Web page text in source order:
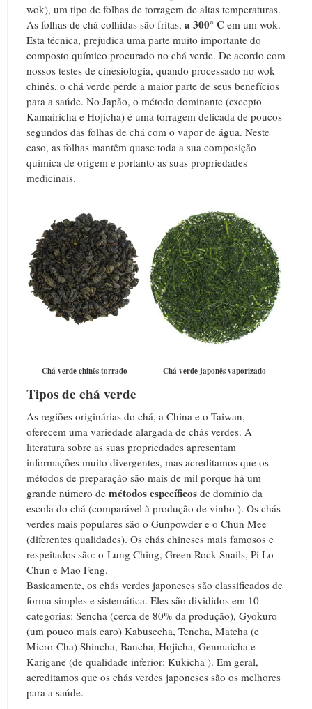
wok), um tipo de folhas de torragem de altas temperaturas.
As folhas de chá colhidas são fritas, a 300° C em um wok.
Esta técnica, prejudica uma parte muito importante do
composto químico procurado no chá verde. De acordo com
nossos testes de cinesiologia, quando processado no wok
chinês, o chá verde perde a maior parte de seus benefícios
para a saúde. No Japão, o método dominante (excepto
Kamairicha e Hojicha) é uma torragem delicada de poucos
segundos das folhas de chá com o vapor de água. Neste
caso, as folhas mantêm quase toda a sua composição
química de origem e portanto as suas propriedades
medicinais.
Chá verde chinês torrado Chá verde japonês vaporizado
Tipos de chá verde
As regiões originárias do chá, a China e o Taiwan,
oferecem uma variedade alargada de chás verdes. A
literatura sobre as suas propriedades apresentam
informações muito divergentes, mas acreditamos que os
métodos de preparação são mais de mil porque há um
grande número de métodos específicos de domínio da
escola do chá (comparável à produção de vinho ). Os chás
verdes mais populares são o Gunpowder e o Chun Mee
(diferentes qualidades). Os chás chineses mais famosos e
respeitados são: o Lung Ching, Green Rock Snails, Pi Lo
Chun e Mao Feng.
Basicamente, os chás verdes japoneses são classificados de
forma simples e sistemática. Eles são divididos em 10
categorias: Sencha (cerca de 80% da produção), Gyokuro
(um pouco mais caro) Kabusecha, Tencha, Matcha (e
Micro-Cha) Shincha, Bancha, Hojicha, Genmaicha e
Karigane (de qualidade inferior: Kukicha ). Em geral,
acreditamos que os chás verdes japoneses são os melhores
para a saúde.